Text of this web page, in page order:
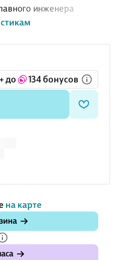
инженера
первый взгляд, это
часов до аварии. А
скрыть истинную
выяснить, кому
становятся объектом
+ до 134 бонусов
на карте